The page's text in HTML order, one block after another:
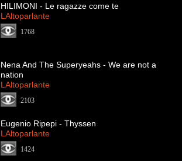
HILIMONI - Le ragazze come te
LAltoparlante
1768
Nena And The Superyeahs - We are not a
nation
LAltoparlante
2103
Eugenio Ripepi - Thyssen
LAltoparlante
1424